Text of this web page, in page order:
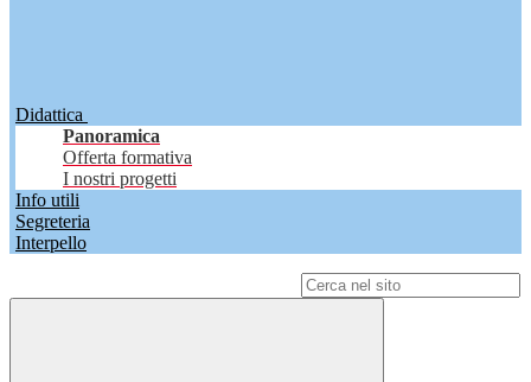
Didattica
Panoramica
Offerta formativa
I nostri progetti
Info utili
Segreteria
Interpello